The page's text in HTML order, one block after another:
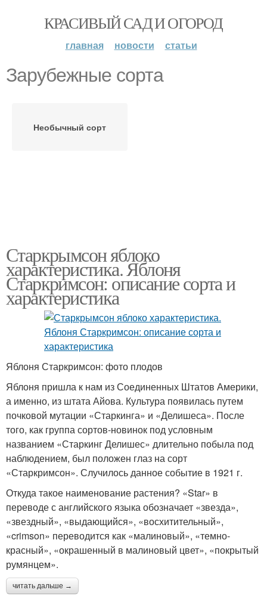
КРАСИВЫЙ САД И ОГОРОД
главная новости статьи
Зарубежные сорта
Необычный сорт
Старкрымсон яблоко
характеристика. Яблоня
Старкримсон: описание сорта и
характеристика
Яблоня Старкримсон: фото плодов
Яблоня пришла к нам из Соединенных Штатов Америки,
а именно, из штата Айова. Культура появилась путем
почковой мутации «Старкинга» и «Делишеса». После
того, как группа сортов-новинок под условным
названием «Старкинг Делишес» длительно побыла под
наблюдением, был положен глаз на сорт
«Старкримсон». Случилось данное событие в 1921 г.
Откуда такое наименование растения? «Star» в
переводе с английского языка обозначает «звезда»,
«звездный», «выдающийся», «восхитительный»,
«crimson» переводится как «малиновый», «темно-
красный», «окрашенный в малиновый цвет», «покрытый
румянцем».
читать дальше →